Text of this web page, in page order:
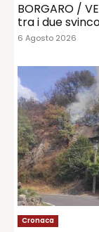
BORGARO /
tra i due
6 Agosto 2026
Cronaca